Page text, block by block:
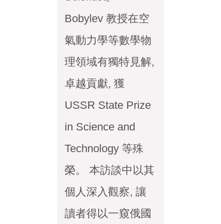
Bobylev 教授在空
氣動力學等數學物
理領域有獨特見解,
卓越貢獻, 獲
USSR State Prize
in Science and
Technology 等殊
榮。 本訪談中以其
個人深入觀察, 讓
讀者得以一窺俄國